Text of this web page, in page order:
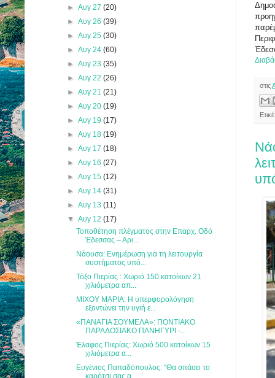
στις
► Αυγ 27 (20)
► Αυγ 26 (39)
► Αυγ 25 (30)
► Αυγ 24 (60)
► Αυγ 23 (35)
► Αυγ 22 (26)
► Αυγ 21 (21)
► Αυγ 20 (19)
► Αυγ 19 (17)
► Αυγ 18 (19)
► Αυγ 17 (18)
► Αυγ 16 (27)
► Αυγ 15 (12)
► Αυγ 14 (31)
► Αυγ 13 (11)
▼ Αυγ 12 (17)
Τοποθέτηση πλέγματος στην Επαρχ. Οδό
Έδεσσας – Αρι...
Νάουσα: Ενημέρωση για τη λειτουργία
συστήματος υπό...
Τόξο Πιερίας : Χωριό 150 κατοίκων 21
χιλιόμετρα απ...
ΜΙΧΟΥ ΜΑΡΙΑ: Η υπερφορολόγηση
εξοντώνει την υγιή ε...
«ΠΑΝΑΓΙΑ ΣΟΥΜΕΛΑ»: ΠΟΝΤΙΑΚΟ
ΠΑΡΑΔΟΣΙΑΚΟ ΠΑΝΗΓΥΡΙ -...
Έλαφος Πιερίας: Χωριό 500 κατοίκων 15
χιλιόμετρα α...
Ευγένιος Παπαδόπουλος: "Θα σπάσει το
καρότσι σας α...